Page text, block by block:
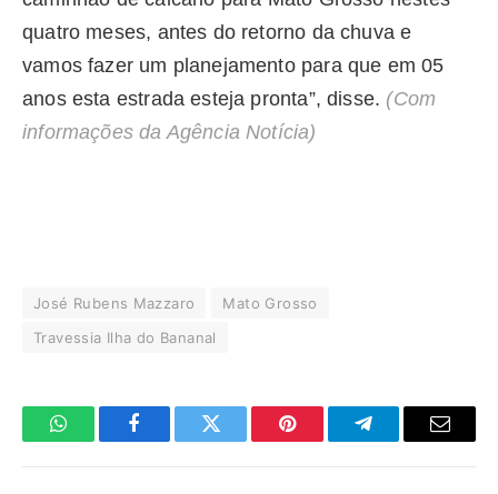
quatro meses, antes do retorno da chuva e
vamos fazer um planejamento para que em 05
anos esta estrada esteja pronta”, disse. (Com
informações da Agência Notícia)
José Rubens Mazzaro
Mato Grosso
Travessia Ilha do Bananal
WhatsAppFacebookTwitter Pinterest TelegramaE-